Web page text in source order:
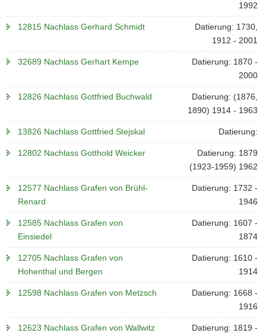
1992
12815 Nachlass Gerhard Schmidt
Datierung: 1730,
1912 - 2001
32689 Nachlass Gerhart Kempe
Datierung: 1870 -
2000
12826 Nachlass Gottfried Buchwald
Datierung: (1876,
1890) 1914 - 1963
13826 Nachlass Gottfried Stejskal Datierung:
12802 Nachlass Gotthold Weicker
Datierung: 1879
(1923-1959) 1962
12577 Nachlass Grafen von Brühl-
Renard
Datierung: 1732 -
1946
12585 Nachlass Grafen von
Einsiedel
Datierung: 1607 -
1874
12705 Nachlass Grafen von
Hohenthal und Bergen
Datierung: 1610 -
1914
12598 Nachlass Grafen von Metzsch
Datierung: 1668 -
1916
12623 Nachlass Grafen von Wallwitz
Datierung: 1819 -